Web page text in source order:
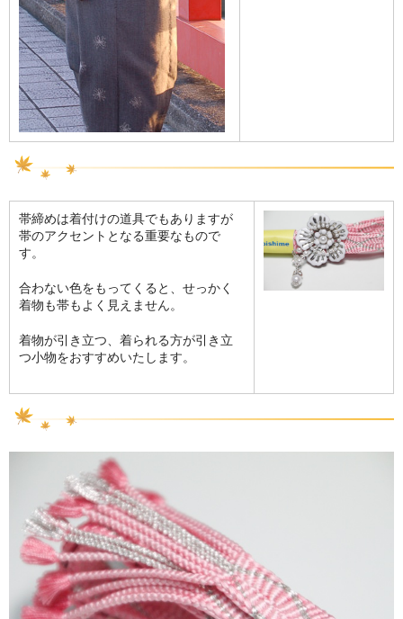
帯締めは着付けの道具でもありますが
帯のアクセントとなる重要なもので
す。
合わない色をもってくると、せっかく
着物も帯もよく見えません。
着物が引き立つ、着られる方が引き立
つ小物をおすすめいたします。